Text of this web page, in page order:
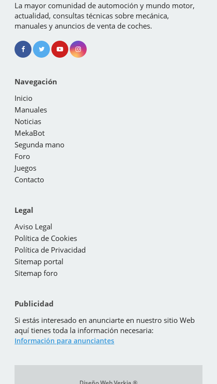
La mayor comunidad de automoción y mundo motor,
actualidad, consultas técnicas sobre mecánica,
manuales y anuncios de venta de coches.
Navegación
Inicio
Manuales
Noticias
MekaBot
Segunda mano
Foro
Juegos
Contacto
Legal
Aviso Legal
Política de Cookies
Política de Privacidad
Sitemap portal
Sitemap foro
Publicidad
Si estás interesado en anunciarte en nuestro sitio Web
aquí tienes toda la información necesaria:
Información para anunciantes